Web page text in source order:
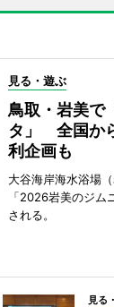
見る・遊ぶ
鳥取・岩美で
タ」 全国か
利企画も
大谷海岸海水浴場
「2026岩美のジム
される。
見る